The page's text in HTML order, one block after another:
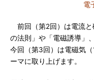
電
前回（第2回）は電流と
の法則」や「電磁誘導」
今回（第3回）は電磁気
ーマに取り上げます。